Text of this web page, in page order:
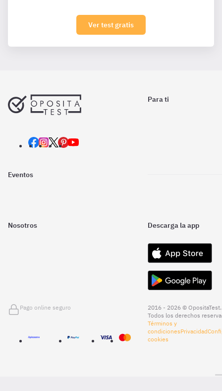
Ver test gratis
Para ti
Eventos
Nosotros Descarga la app
Pago online seguro
2016 - 2026 © OpositaTest.
Todos los derechos
Términos y
condicionesPrivacidad
cookies